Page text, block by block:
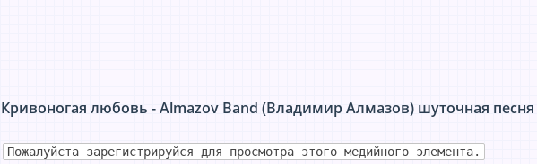
Кривоногая любовь - Almazov Band (Владимир Алмазов) шуточная песня
Пожалуйста зарегистрируйся для просмотра этого медийного элемента.